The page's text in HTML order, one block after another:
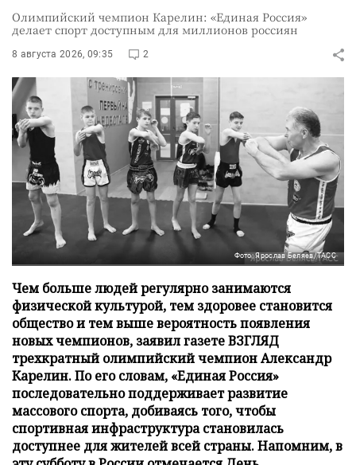
Олимпийский чемпион Карелин: «Единая Россия»
делает спорт доступным для миллионов россиян
8 августа 2026, 09:35 2
Фото: Ярослав Беляев/ТАСС
Чем больше людей регулярно занимаются
физической культурой, тем здоровее становится
общество и тем выше вероятность появления
новых чемпионов, заявил газете ВЗГЛЯД
трехкратный олимпийский чемпион Александр
Карелин. По его словам, «Единая Россия»
последовательно поддерживает развитие
массового спорта, добиваясь того, чтобы
спортивная инфраструктура становилась
доступнее для жителей всей страны. Напомним, в